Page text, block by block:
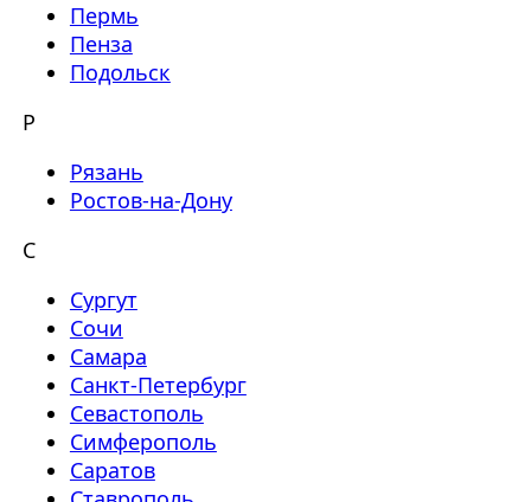
Пермь
Пенза
Подольск
Р
Рязань
Ростов-на-Дону
С
Сургут
Сочи
Самара
Санкт-Петербург
Севастополь
Симферополь
Саратов